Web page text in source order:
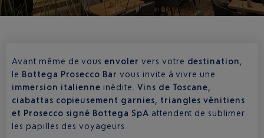
Avant même de vousenvoler vers votre destination,
le Bottega Prosecco Bar vous invite à vivre une
immersion italienne inédite. Vins de Toscane,
ciabattas copieusement garnies, triangles vénitiens
et Prosecco signé Bottega SpA attendent de sublimer
les papilles des voyageurs.